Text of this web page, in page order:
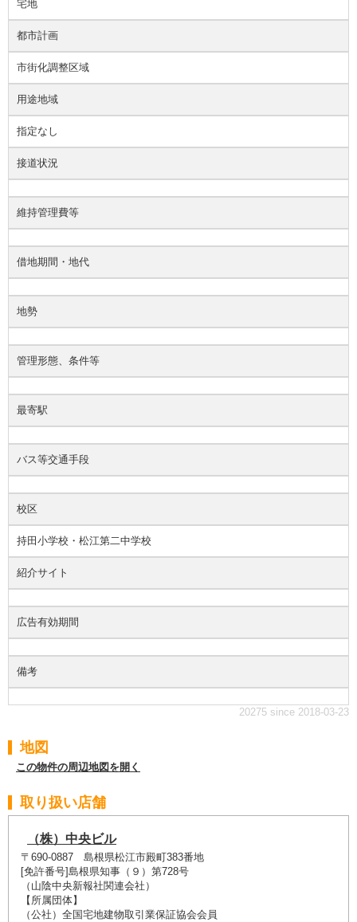
宅地
都市計画
市街化調整区域
用途地域
指定なし
接道状況
維持管理費等
借地期間・地代
地勢
管理形態、条件等
最寄駅
バス等交通手段
校区
持田小学校・松江第二中学校
紹介サイト
広告有効期間
備考
20275 since 2018-03-23
地図
この物件の周辺地図を開く
取り扱い店舗
（株）中央ビル
〒690-0887 島根県松江市殿町383番地
[免許番号]島根県知事（９）第728号
（山陰中央新報社関連会社）
【所属団体】
（公社）全国宅地建物取引業保証協会会員